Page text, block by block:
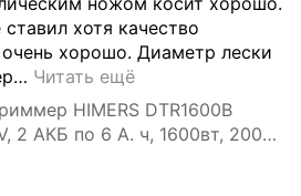
хотя качество
хорошо. Диаметр лески
… Читать ещё
HIMERS DTR1600B
2 АКБ по 6 А. ч, 1600вт, 20000